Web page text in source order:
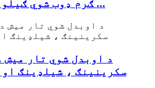
1/2 x 1/2 ګرم ډوب شوي ګیلوان ...
د اوبدل شوي تار میش
سکرینینګ ، شیلډینګ